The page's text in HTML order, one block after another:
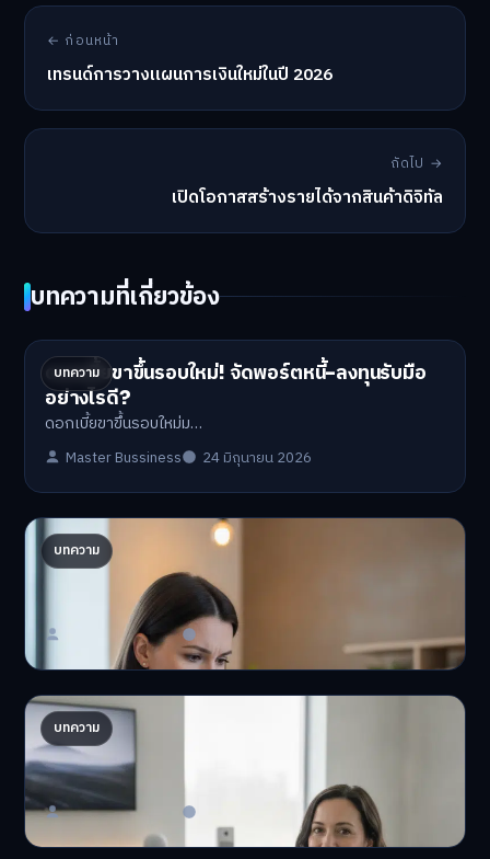
← ก่อนหน้า
เทรนด์การวางแผนการเงินใหม่ในปี 2026
ถัดไป →
เปิดโอกาสสร้างรายได้จากสินค้าดิจิทัล
บทความที่เกี่ยวข้อง
บทความ
ดอกเบี้ยขาขึ้นรอบใหม่! จัดพอร์ตหนี้-ลงทุนรับมือ
อย่างไรดี?
ดอกเบี้ยขาขึ้นรอบใหม่ม…
Master Bussiness 24 มิถุนายน 2026
บทความ
ปรับพอร์ตรับ ‘เงินดิจิทัล 2.0’ จัดสรรงบอย่างไรไม่
ให้พัง
'เงินดิจิทัล 2.0' มาแล…
Master Bussiness 23 มิถุนายน 2026
บทความ
AI จัดพอร์ตให้ปัง! เทรนด์ลงทุนยุคใหม่ ไม่ต้องเฝ้า
จอ
AI จัดพอร์ตให้ปัง! หมด…
Master Bussiness 23 มิถุนายน 2026